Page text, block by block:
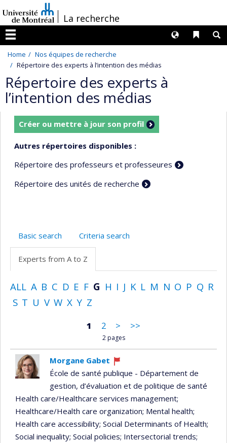
au
contenu
/La recherche
Menu
Liens
Langues
Home
Nos équipes de recherche
Répertoire des experts à l’intention des médias
Répertoire des experts à
l’intention des médias
Créer ou mettre à jour son profil
Autres répertoires disponibles :
Répertoire des professeurs et professeures
Répertoire des unités de recherche
Basic search Criteria search
Experts from A to Z
ALL A B C D E F G H I J K L M N O P Q R
S T U V W X Y Z
1 2 > >>
2 pages
Morgane Gabet
Currently
recruiting
École de santé publique - Département de
gestion, d’évaluation et de politique de santé
Health care/Healthcare services management;
Healthcare/Health care organization; Mental health;
Health care accessibility; Social Determinants of Health;
Social inequality; Social policies; Intersectorial trends;